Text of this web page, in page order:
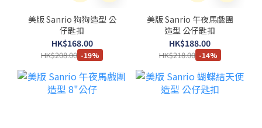
美版 Sanrio 狗狗造型 公
仔匙扣
HK$168.00
HK$208.00 -19%
美版 Sanrio 午夜馬戲團
造型 公仔匙扣
HK$188.00
HK$218.00 -14%